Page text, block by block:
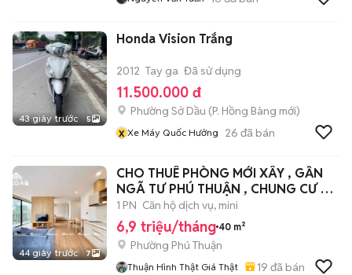
43 giây trước 5
Honda Vision Trắng
2012 Tay ga Đã sử dụng
11.500.000 đ
Phường Sở Dầu (P. Hồng Bàng mới)
x Xe Máy Quốc Hưởng 26 đã bán
44 giây trước 7
CHO THUÊ PHÒNG MỚI XÂY , GẦN
NGÃ TƯ PHÚ THUẬN , CHUNG CƯ Q7
RIVERSIDER
1 PN Căn hộ dịch vụ, mini
6,9 triệu/tháng 40 m²
Phường Phú Thuận
Thuận Hình Thật Giá Thật 19 đã bán